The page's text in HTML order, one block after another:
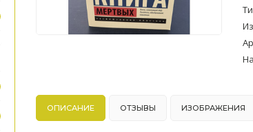
ОПИСАНИЕ ОТЗЫВЫ ИЗОБРАЖЕНИЯ